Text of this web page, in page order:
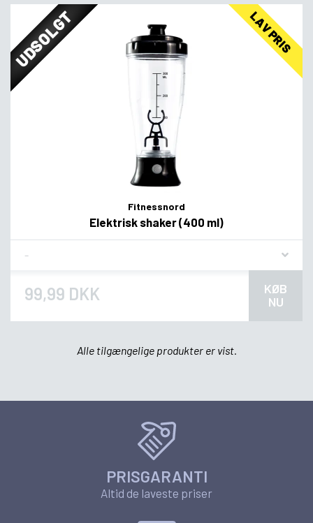
UDSOLGT LAV PRIS
Fitnessnord
Elektrisk shaker (400 ml)
99,99 DKK
KØB
NU
Alle tilgængelige produkter er vist.
PRISGARANTI
Altid de laveste priser